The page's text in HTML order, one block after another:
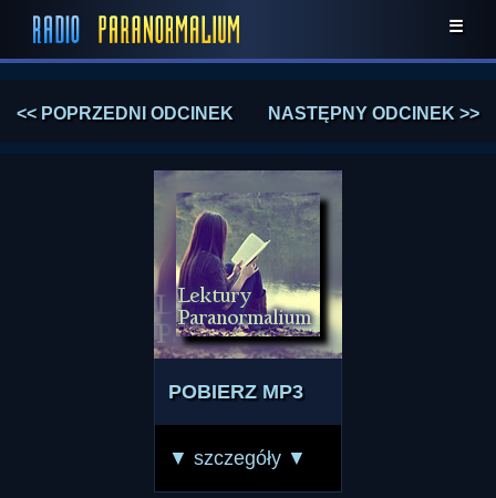
☰
<< POPRZEDNI ODCINEK NASTĘPNY ODCINEK >>
POBIERZ MP3
▼ szczegóły ▼